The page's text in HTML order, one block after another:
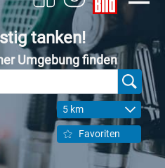
tanken!
Umgebung finden
5 km
Favoriten